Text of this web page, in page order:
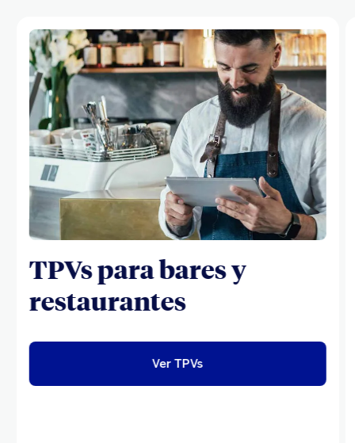
TPVs para bares y
restaurantes
Ver TPVs